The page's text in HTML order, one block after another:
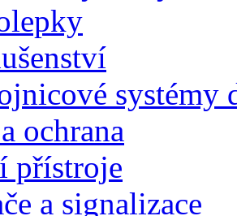
systémy
ochrana
přístroje
a signalizace